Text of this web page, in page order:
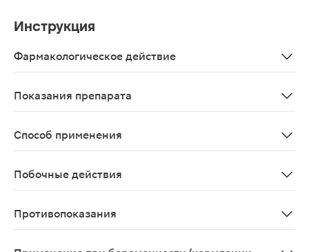
Инструкция
Фармакологическое действие
Показания препарата
Способ применения
Побочные действия
Противопоказания